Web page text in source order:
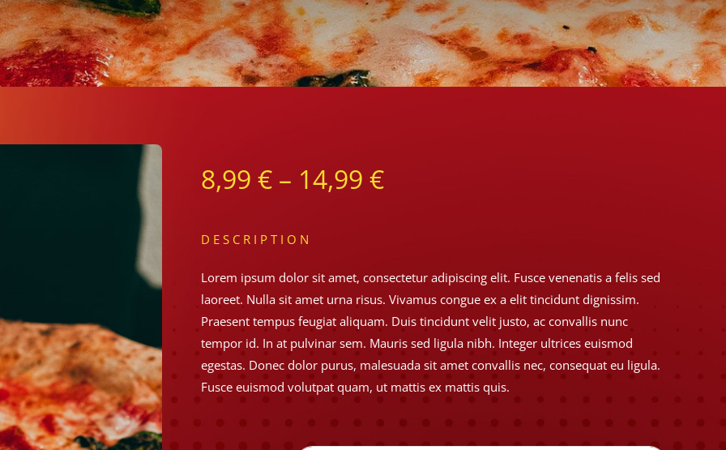
8,99 €– 14,99 €
DESCRIPTION
Lorem ipsum dolor sit amet, consectetur adipiscing elit. Fusce venenatis a felis sed
laoreet. Nulla sit amet urna risus. Vivamus congue ex a elit tincidunt dignissim.
Praesent tempus feugiat aliquam. Duis tincidunt velit justo, ac convallis nunc
tempor id. In at pulvinar sem. Mauris sed ligula nibh. Integer ultrices euismod
egestas. Donec dolor purus, malesuada sit amet convallis nec, consequat eu ligula.
Fusce euismod volutpat quam, ut mattis ex mattis quis.